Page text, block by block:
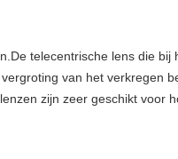
telecentrische lens die bij
van het verkregen
zijn zeer geschikt voor